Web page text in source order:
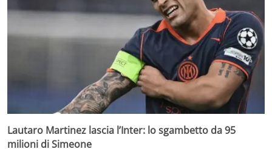
Lautaro Martinez lascia l’Inter: lo sgambetto da 95
milioni di Simeone